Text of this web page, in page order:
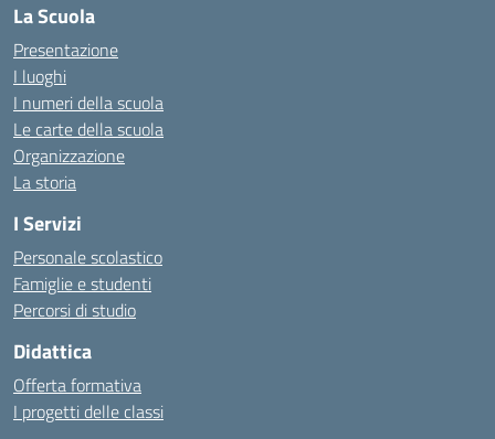
La Scuola
Presentazione
I luoghi
I numeri della scuola
Le carte della scuola
Organizzazione
La storia
I Servizi
Personale scolastico
Famiglie e studenti
Percorsi di studio
Didattica
Offerta formativa
I progetti delle classi